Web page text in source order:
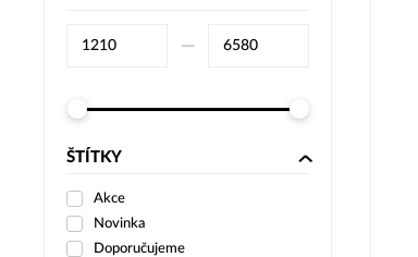
–⁠
ŠTÍTKY
Akce
Novinka
Doporučujeme